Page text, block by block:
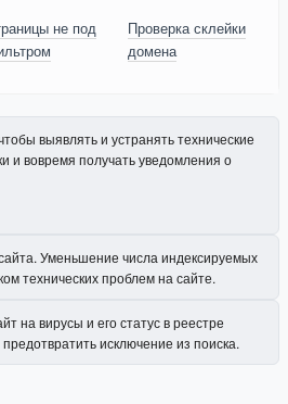
не под
Проверка склейки
домена
выявлять и устранять технические
и вовремя получать уведомления о
Уменьшение числа индексируемых
технических проблем на сайте.
на вирусы и его статус в реестре
исключение из поиска.